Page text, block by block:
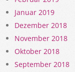
Januar 2019
Dezember 2018
November 2018
Oktober 2018
September 2018